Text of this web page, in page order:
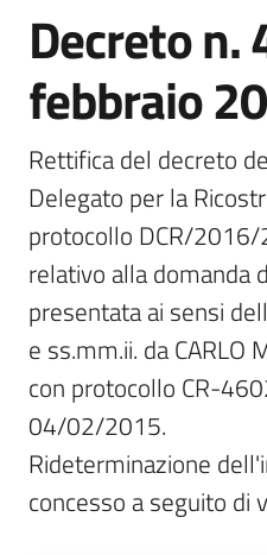
Decreto n.
febbraio
Rettifica del decreto
Delegato per la
protocollo DCR/
relativo alla domanda
presentata ai sensi
e ss.mm.ii. da CARLO
con protocollo CR-
04/02/2015.
Rideterminazione
concesso a seguito di